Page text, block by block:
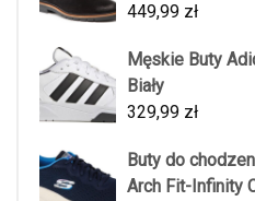
449,99 zł
Męskie Buty
Biały
329,99 zł
Buty do
Arch Fit-Infinity